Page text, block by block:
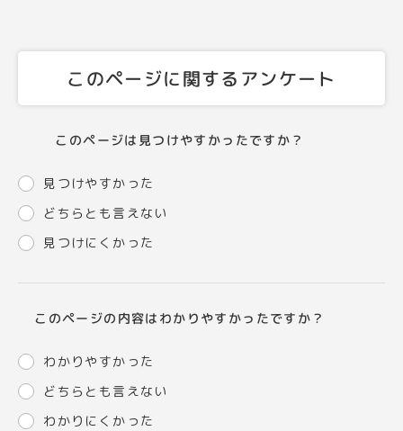
このページに関するアンケート
このページは見つけやすかったですか？
見つけやすかった
どちらとも言えない
見つけにくかった
このページの内容はわかりやすかったですか？
わかりやすかった
どちらとも言えない
わかりにくかった